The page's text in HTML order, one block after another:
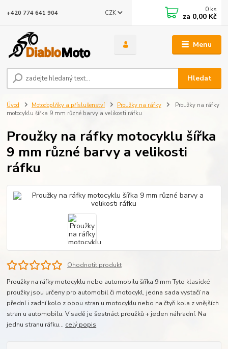
Menu
CZK
Hledat
+420 774 641 904 0 ks
za 0,00 Kč
Úvod Motodoplňky a příslušenství Proužky na ráfky
Proužky na ráfky
motocyklu šířka 9 mm různé barvy a velikosti ráfku
Proužky na ráfky motocyklu šířka
9 mm různé barvy a velikosti
ráfku
Ohodnotit produkt
Proužky na ráfky motocyklu nebo automobilu šířka 9 mm Tyto klasické
proužky jsou určeny pro automobil či motocykl, jedna sada vystačí na
přední i zadní kolo z obou stran u motocyklu nebo na čtyři kola z vnějších
stran u automobilu. V sadě je šestnáct proužků + jeden náhradní. Na
jednu stranu ráfku... celý popis